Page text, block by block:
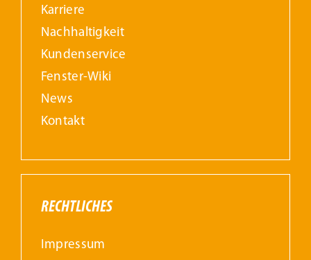
Karriere
Nachhaltigkeit
Kundenservice
Fenster-Wiki
News
Kontakt
RECHTLICHES
Impressum